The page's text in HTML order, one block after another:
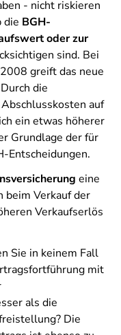
- nicht riskieren
die BGH-
oder zur
sind. Bei
greift das neue
die
auf
ein etwas höherer
Grundlage der für
Entscheidungen.
eine
beim Verkauf der
Verkaufserlös
Sie in keinem Fall
mit
als die
Die